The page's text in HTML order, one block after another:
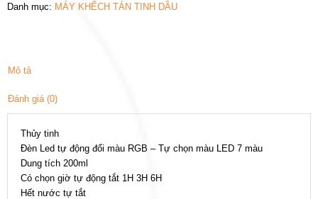
-
số
lượng
Danh mục: MÁY KHẾCH TÁN TINH DẦU
Mô tả
Đánh giá (0)
Thủy tinh
Đèn Led tự động đổi màu RGB – Tự chọn màu LED 7 màu
Dung tích 200ml
Có chọn giờ tự động tắt 1H 3H 6H
Hết nước tự tắt